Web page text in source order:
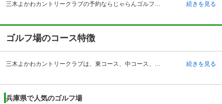
三木よかわカントリークラブの予約ならじゃらんゴルフ。カートの有無や利用税、キャンセル料、ナイター設備、駐車場などのコース情報はもちろん、口コミ、フォトギャラリーなどコースの難易度や攻略に役立つ情報充実、予約する度にポイントが貯まるのでお得にゴルフをお楽しみ頂けます。 三木よかわカントリークラブは、兵庫県三木市口吉川町にあるゴルフ場です。自動車の場合、中国自動車道の吉川インターチェンジから約20分程度、山陽自動車道の三木東インターチェンジより約30分程度です。電車の場合、宝塚駅・三宮駅からはクラブバスも運行しているので、電車でのアクセスもよいゴルフ場です。 昭和53年に三木よかわカントリークラブは開場され、丘陵コースの全27ホールで構成されております。施設に関しては、クラブハウス内に広いコンペルームがあり、企業・団体のコンペ会場として人気があります。また、レストランは季節のメニューを取り揃えたメニューが充実しています。アクセスや設備を含めるとトータルで人気の高いゴルフ場です。 続きを見る
ゴルフ場のコース特徴
三木よかわカントリークラブは、東コース、中コース、西コースの3コース、合計27ホールから構成される丘陵コースです。全体的にフラットで、フェアウェイも広く、スケールの大きなゴルフを楽しむことができます。3つコースには、それぞれ池が配置されており、コースの景観は非常に美しくなっています。東コースは池越えや谷越えがあり、難易度が高いホールもありますが、比較的攻略しやすいコースです。中コースは幅広いフェアウェイが特徴で、攻めのゴルフをしたい方向きです。西コースは、バンカーやコース幅を考慮し技術を駆使しながらのプレーが必要となります。三木よかわカントリークラブは、各コースとも多彩で個性的なコースを楽しめるという点で、人気のゴルフ場です。 続きを見る
兵庫県で人気のゴルフ場